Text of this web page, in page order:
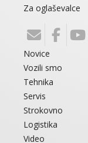
Za oglaševalce
Novice
Vozili smo
Tehnika
Servis
Strokovno
Logistika
Video